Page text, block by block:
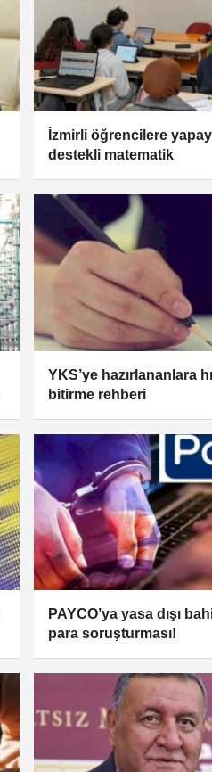
İzmirli öğrencilere
destekli matematik
YKS’ye hazırlananlara
bitirme rehberi
PAYCO’ya yasa dışı
para soruşturması!